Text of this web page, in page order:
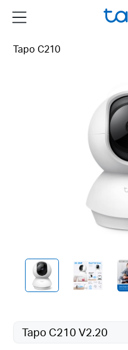
Menu
Tapo C210
Tapo C210 V2.20